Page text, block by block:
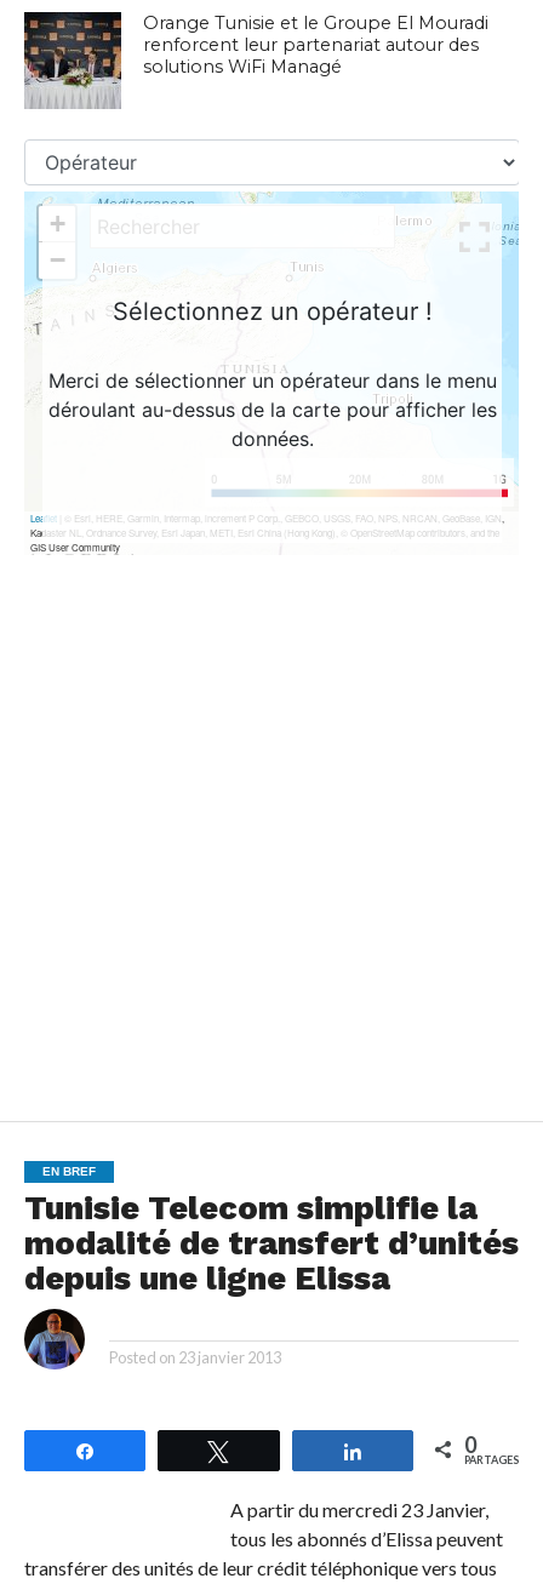
Orange Tunisie et le Groupe El Mouradi
renforcent leur partenariat autour des
solutions WiFi Managé
EN BREF
Tunisie Telecom simplifie la
modalité de transfert d’unités
depuis une ligne Elissa
Posted on 23 janvier 2013
Partagez 0
PARTAGES
A partir du mercredi 23 Janvier,
tous les abonnés d’Elissa peuvent
transférer des unités de leur crédit téléphonique vers tous